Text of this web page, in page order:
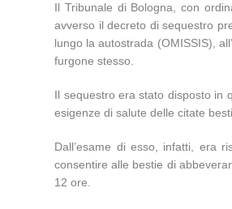
Il Tribunale di Bologna, con
avverso il decreto di sequestro
lungo la autostrada (OMISSIS),
furgone stesso.
Il sequestro era stato disposto in
esigenze di salute delle citate
Dall’esame di esso, infatti, era
consentire alle bestie di
12 ore.